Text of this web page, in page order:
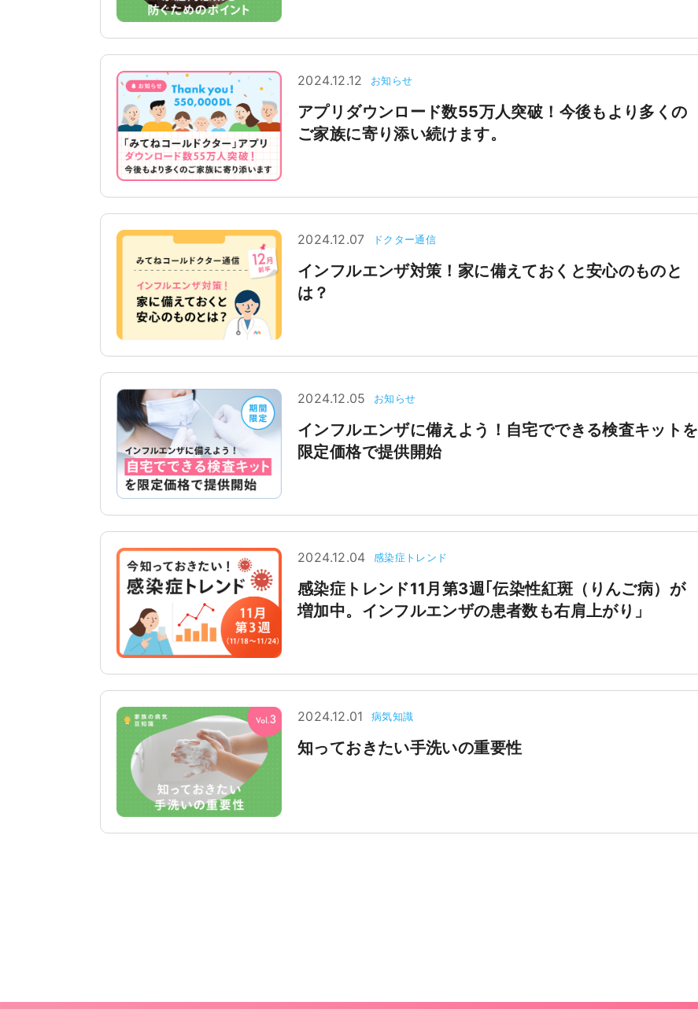
2024.12.12 お知らせ
アプリダウンロード数55万人突破！今後もより多くの
ご家族に寄り添い続けます。
2024.12.07 ドクター通信
インフルエンザ対策！家に備えておくと安心のものと
は？
2024.12.05 お知らせ
インフルエンザに備えよう！自宅でできる検査キットを
限定価格で提供開始
2024.12.04 感染症トレンド
感染症トレンド11月第3週｢伝染性紅斑（りんご病）が
増加中。インフルエンザの患者数も右肩上がり」
2024.12.01 病気知識
知っておきたい手洗いの重要性